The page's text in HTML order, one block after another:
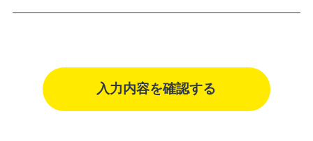
個人情報保護に関する法令、国の定める指針、業界規範・慣習、公序良
俗を遵守します。
個人情報の取扱いについて